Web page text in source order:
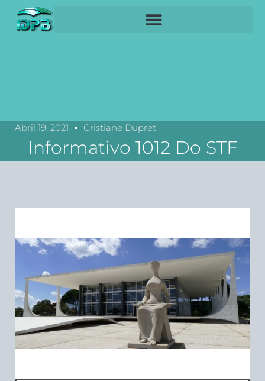
Abril 19, 2021 Cristiane Dupret
Informativo 1012 Do STF